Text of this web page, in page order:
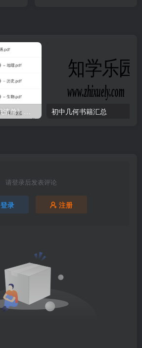
2025版《53初中知识清单》英语+政史地生（小四门） 初中几何书籍汇总
请登录后发表评论
登录 注册